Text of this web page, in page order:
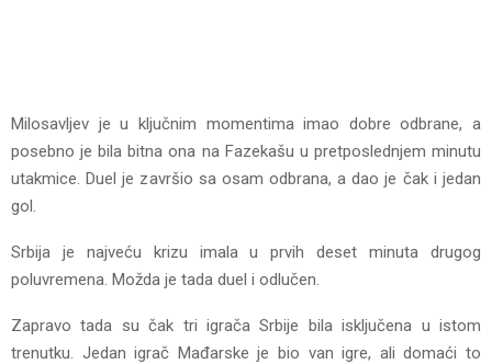
Milosavljev je u ključnim momentima imao dobre odbrane, a
posebno je bila bitna ona na Fazekašu u pretposlednjem minutu
utakmice. Duel je završio sa osam odbrana, a dao je čak i jedan
gol.
Srbija je najveću krizu imala u prvih deset minuta drugog
poluvremena. Možda je tada duel i odlučen.
Zapravo tada su čak tri igrača Srbije bila isključena u istom
trenutku. Jedan igrač Mađarske je bio van igre, ali domaći to